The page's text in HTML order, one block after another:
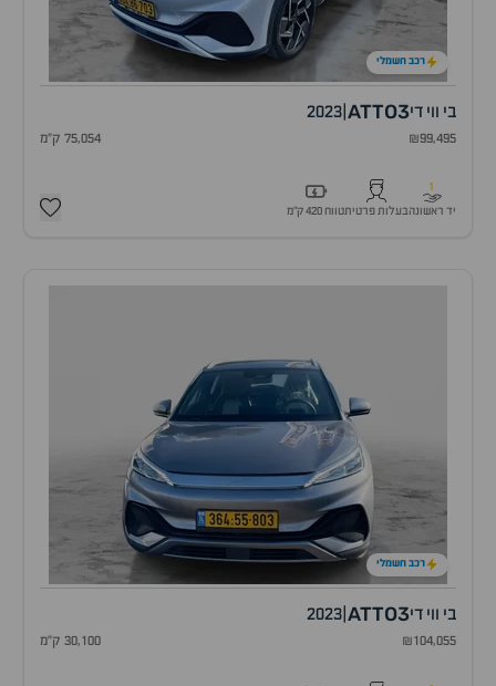
רכב חשמלי
בי ווי דיATTO3
2023
₪99,495 75,054 ק"מ
1
יד ראשונהבעלות פרטיתטווח 420 ק״מ
רכב חשמלי
בי ווי דיATTO3
2023
₪104,055 30,100 ק"מ